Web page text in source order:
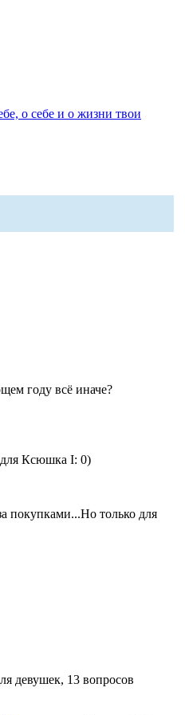
о себе и о жизни твои
году всё иначе?
Ксюшка I: 0)
покупками...Но только для
девушек, 13 вопросов